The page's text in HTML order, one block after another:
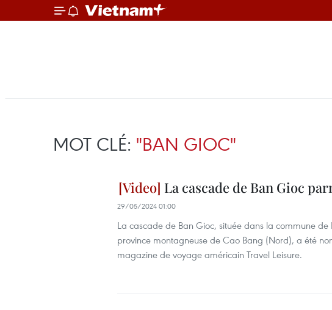
MOT CLÉ: "BAN GIOC"
La cascade de Ban Gioc
29/05/2024 01:00
La cascade de Ban Gioc, située dans la commune
province montagneuse de Cao Bang (Nord), a été
magazine de voyage américain Travel Leisure.